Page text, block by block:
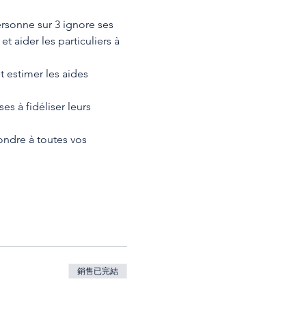
sur 3 ignore ses
aider les particuliers à
estimer les aides
à fidéliser leurs
à toutes vos
銷售已完結